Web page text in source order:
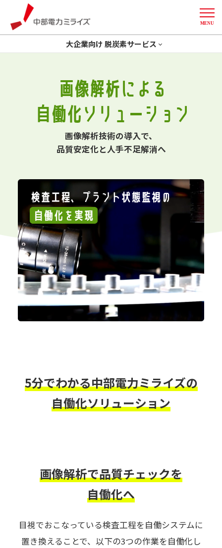
中部電力ミライズ
MENU
大企業向け 脱炭素サービス
開発一体型ソリューション
創エネ
Green化
More
削減計画策定
デマンドレスポンス
画像解析による
自働化ソリューション
画像解析技術の導入で、
品質安定化と人手不足解消へ
5分でわかる中部電力ミライズの
自働化ソリューション
画像解析で品質チェックを
自働化へ
目視でおこなっている検査工程を自働システムに
置き換えることで、以下の3つの作業を自働化し